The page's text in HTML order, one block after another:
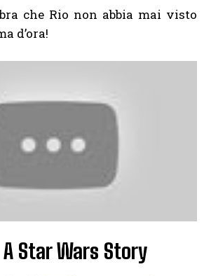
che Rio non abbia mai visto
d’ora!
A Star Wars Story